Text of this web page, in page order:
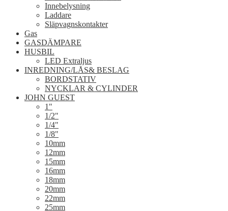
Innebelysning
Laddare
Släpvagnskontakter
Gas
GASDÄMPARE
HUSBIL
LED Extraljus
INREDNING/LÅS& BESLAG
BORDSTATIV
NYCKLAR & CYLINDER
JOHN GUEST
1"
1/2"
1/4"
1/8"
10mm
12mm
15mm
16mm
18mm
20mm
22mm
25mm